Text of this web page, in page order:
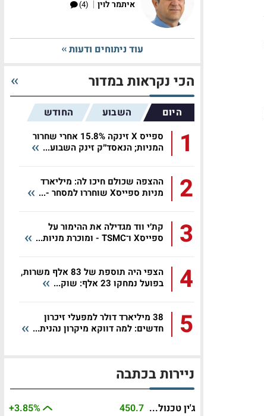
איתמר לוין |
(4)
עוד ניתוחים ודעות
הכי נקראות במדור
היום השבוע החודש
1
ספייס X זינקה 15.8% אחרי שחרור
המניות; הנאסד״ק זינק השבוע...
2
ההצפה שכולם חיכו לה: מיליארד
מניות ספייסX שוחררו למסחר -...
3
קת׳י ווד מגדילה את ההימור על
ספייסX ו־TSMC - ומוכרת מניות...
4
הצפי היה תוספת של 83 אלף משרות,
בפועל נמחקו 23 אלף: שוק...
5
38 מיליארד דולר למפעלי זיכרון
חדשים: למה דווקא מיקרון נהנית...
ניירות בכתבה
ג'ין טכנול... 450.7
+3.85%